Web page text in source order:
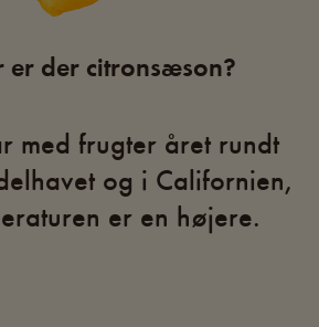
er der citronsæson?
med frugter året rundt
og i Californien,
er en højere.